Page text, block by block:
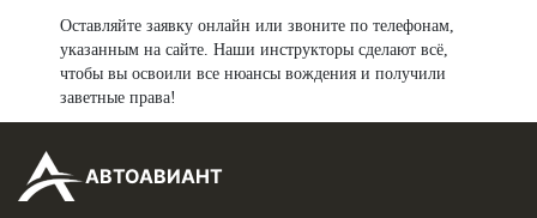
Оставляйте заявку онлайн или звоните по телефонам,
указанным на сайте. Наши инструкторы сделают всё,
чтобы вы освоили все нюансы вождения и получили
заветные права!
АВТОАВИАНТ